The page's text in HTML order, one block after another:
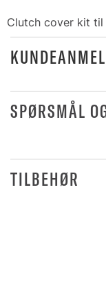
Clutch cover kit til
SPØRSMÅL
TILBEHØR